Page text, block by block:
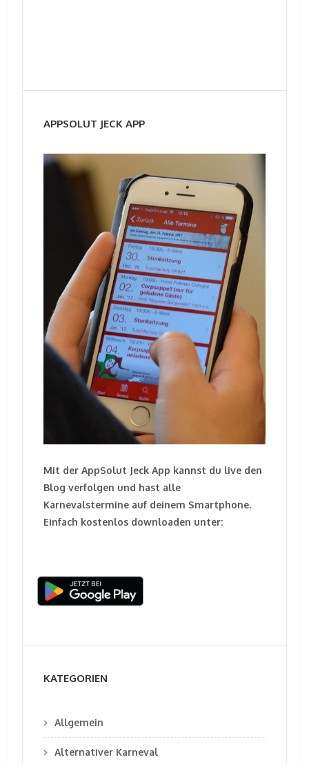
APPSOLUT JECK APP
Mit der AppSolut Jeck App kannst du live den
Blog verfolgen und hast alle
Karnevalstermine auf deinem Smartphone.
Einfach kostenlos downloaden unter:
KATEGORIEN
Allgemein
Alternativer Karneval